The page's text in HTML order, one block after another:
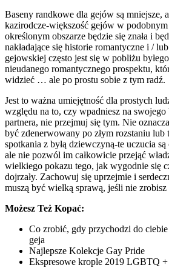
Baseny randkowe dla gejów są mniejsze,
kazirodcze-większość gejów w
określonym obszarze będzie się znała i
nakładające się historie romantyczne i /
gejowskiej często jest się w pobliżu
nieudanego romantycznego prospektu,
widzieć … ale po prostu sobie z tym radź.
Jest to ważna umiejętność dla prostych
względu na to, czy wpadniesz na swojego
partnera, nie przejmuj się tym. Nie
być zdenerwowany po złym rozstaniu lub
spotkania z byłą dziewczyną-te uczucia
ale nie pozwól im całkowicie przejąć
wielkiego pokazu tego, jak wygodnie się
dojrzały. Zachowuj się uprzejmie i
muszą być wielką sprawą, jeśli nie
Możesz Też Kopać:
Co zrobić, gdy przychodzi do
geja
Najlepsze Kolekcje Gay Pride
Ekspresowe krople 2019 LGBTQ